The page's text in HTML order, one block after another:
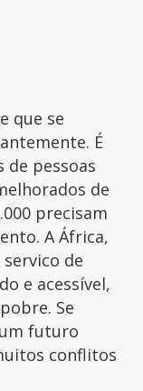
que se
É
de pessoas
de
precisam
A África,
de
e acessível,
Se
futuro
conflitos